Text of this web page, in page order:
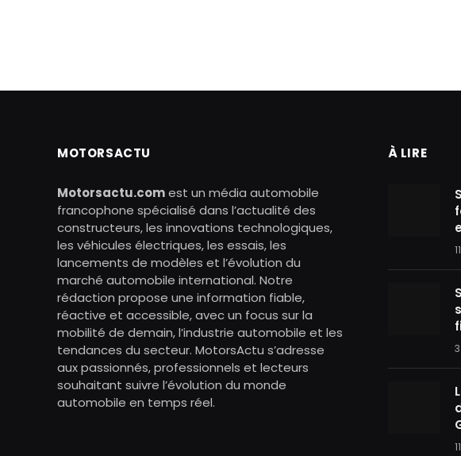
MOTORSACTU
Motorsactu.comest un média automobile
francophone spécialisé dans l’actualité des
constructeurs, les innovations technologiques,
les véhicules électriques, les essais, les
lancements de modèles et l’évolution du
marché automobile international. Notre
rédaction propose une information fiable,
réactive et accessible, avec un focus sur la
mobilité de demain, l’industrie automobile et les
tendances du secteur. MotorsActu s’adresse
aux passionnés, professionnels et lecteurs
souhaitant suivre l’évolution du monde
automobile en temps réel.
À LIRE